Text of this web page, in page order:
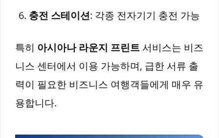
충전 스테이션: 각종 전자기기 충전 가능
특히 아시아나 라운지 프린트 서비스는 비즈
니스 센터에서 이용 가능하며, 급한 서류 출
력이 필요한 비즈니스 여행객들에게 매우 유
용합니다.